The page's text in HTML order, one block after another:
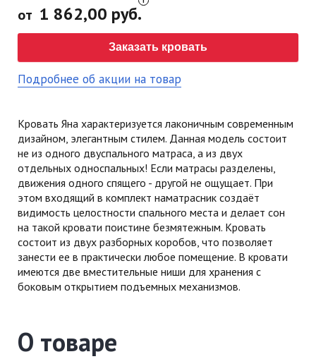
от 1 862,00 руб.
Заказать кровать
Подробнее об акции на товар
Кровать Яна характеризуется лаконичным современным
дизайном, элегантным стилем. Данная модель состоит
не из одного двуспального матраса, а из двух
отдельных односпальных! Если матрасы разделены,
движения одного спящего - другой не ощущает. При
этом входящий в комплект наматрасник создаёт
видимость целостности спального места и делает сон
на такой кровати поистине безмятежным. Кровать
состоит из двух разборных коробов, что позволяет
занести ее в практически любое помещение. В кровати
имеются две вместительные ниши для хранения с
боковым открытием подъемных механизмов.
О товаре